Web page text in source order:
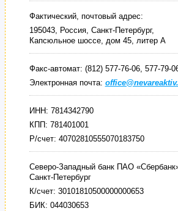
Фактический, почтовый адрес:
195043, Россия, Санкт-Петербург,
Капсюльное шоссе, дом 45, литер А
Факс-автомат: (812) 577-76-06, 577-79-
Электронная почта:
ИНН: 7814342790
КПП: 781401001
Р/счет: 40702810555070183750
Северо-Западный банк ПАО
Санкт-Петербург
К/счет: 30101810500000000653
БИК: 044030653